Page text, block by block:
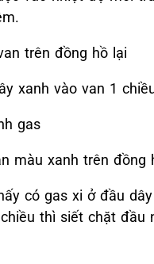
trên đồng hồ lại
xanh vào van 1
gas
màu xanh trên đồng
có gas xi ở đầu
thì siết chặt đầu